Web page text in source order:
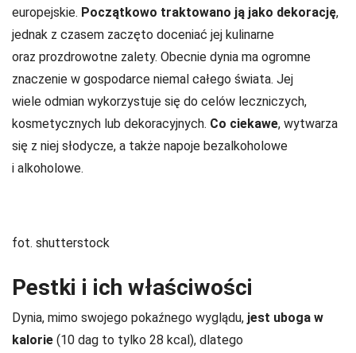
europejskie. Początkowo traktowano ją jako dekorację,
jednak z czasem zaczęto doceniać jej kulinarne
oraz prozdrowotne zalety. Obecnie dynia ma ogromne
znaczenie w gospodarce niemal całego świata. Jej
wiele odmian wykorzystuje się do celów leczniczych,
kosmetycznych lub dekoracyjnych. Co ciekawe, wytwarza
się z niej słodycze, a także napoje bezalkoholowe
i alkoholowe.
fot. shutterstock
Pestki i ich właściwości
Dynia, mimo swojego pokaźnego wyglądu, jest uboga w
kalorie (10 dag to tylko 28 kcal), dlatego